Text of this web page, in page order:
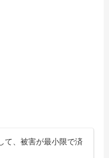
て、被害が最小限で済